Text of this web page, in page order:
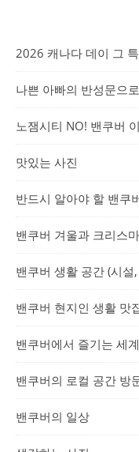
2026 캐나다 데이 그
나쁜 아빠의 반성문으
노잼시티 NO! 밴쿠버
맛있는 사진
반드시 알아야 할 밴쿠
밴쿠버 겨울과 크리스
밴쿠버 생활 공간 (시설
밴쿠버 현지인 생활 맛
밴쿠버에서 즐기는 세
밴쿠버의 로컬 공간 방
밴쿠버의 일상